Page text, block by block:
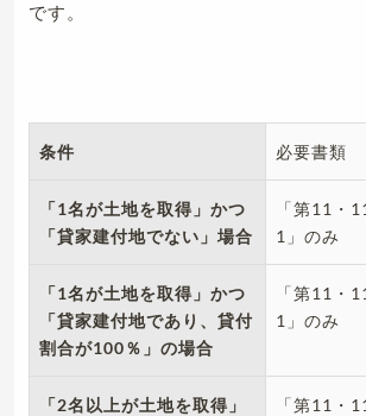
です。
条件 必要書類
「1名が土地を取得」かつ
「貸家建付地でない」場合
「第11・
1」のみ
「1名が土地を取得」かつ
「貸家建付地であり、貸付
割合が100％」の場合
「第11・
1」のみ
「2名以上が土地を取得」
「第11・